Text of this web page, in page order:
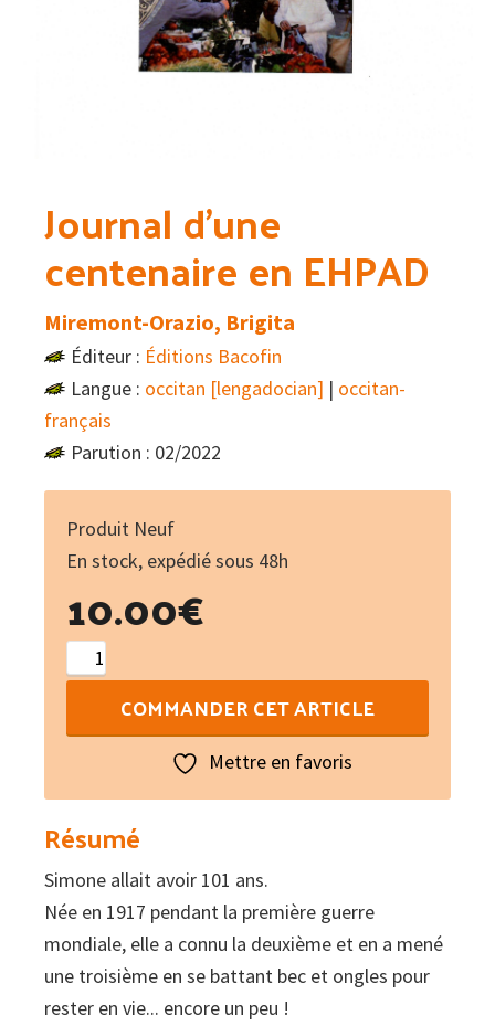
Journal d’une
centenaire en EHPAD
Miremont-Orazio, Brigita
Éditeur : Éditions Bacofin
Langue : occitan [lengadocian] | occitan-
français
Parution : 02/2022
Produit Neuf
En stock, expédié sous 48h
10.00€
quantité
de
Journal
EHPAD
COMMANDER CET ARTICLE
Mettre en favoris
Résumé
Simone allait avoir 101 ans.
Née en 1917 pendant la première guerre
mondiale, elle a connu la deuxième et en a mené
une troisième en se battant bec et ongles pour
rester en vie... encore un peu !